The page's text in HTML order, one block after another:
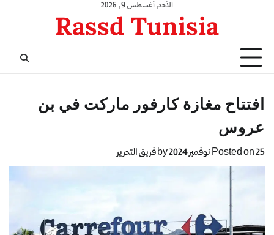
الأحد, أغسطس 9, 2026
Rassd Tunisia
افتتاح مغازة كارفور ماركت في بن
عروس
Posted on25 نوفمبر 2024 فريق التحرير